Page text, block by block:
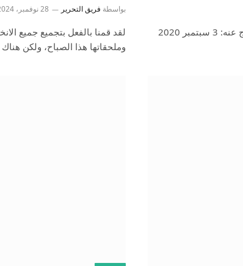
بوكبولين إريكسون بروس AB النوع: الصحة واللياقة البدنية تاريخ الافراج عنه: 3 سبتمبر 2020
بواسطة فريق التحرير 28 نوفمبر، 2024
وملحقاتها هذا الصباح، ولكن